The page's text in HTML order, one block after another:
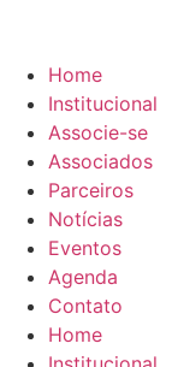
Home
Institucional
Associe-se
Associados
Parceiros
Notícias
Eventos
Agenda
Contato
Home